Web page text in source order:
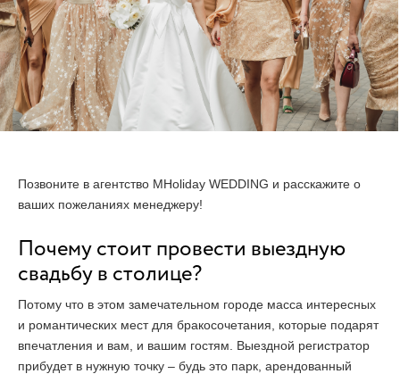
Позвоните в агентство MHoliday WEDDING и расскажите о
ваших пожеланиях менеджеру!
Почему стоит провести выездную
свадьбу в столице?
Потому что в этом замечательном городе масса интересных
и романтических мест для бракосочетания, которые подарят
впечатления и вам, и вашим гостям. Выездной регистратор
прибудет в нужную точку – будь это парк, арендованный